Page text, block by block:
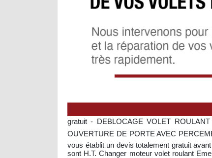
gratuit - DEBLOCAGE VOLET
OUVERTURE DE PORTE AVEC
vous établit un devis totalement gratuit
sont H.T. Changer moteur volet roulant